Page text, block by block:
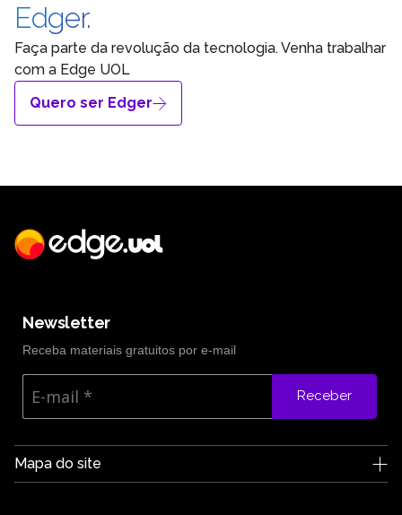
Edger.
Faça parte da revolução da tecnologia. Venha trabalhar
com a Edge UOL
Quero ser Edger
Newsletter
Receba materiais gratuitos por e-mail
Receber
Mapa do site